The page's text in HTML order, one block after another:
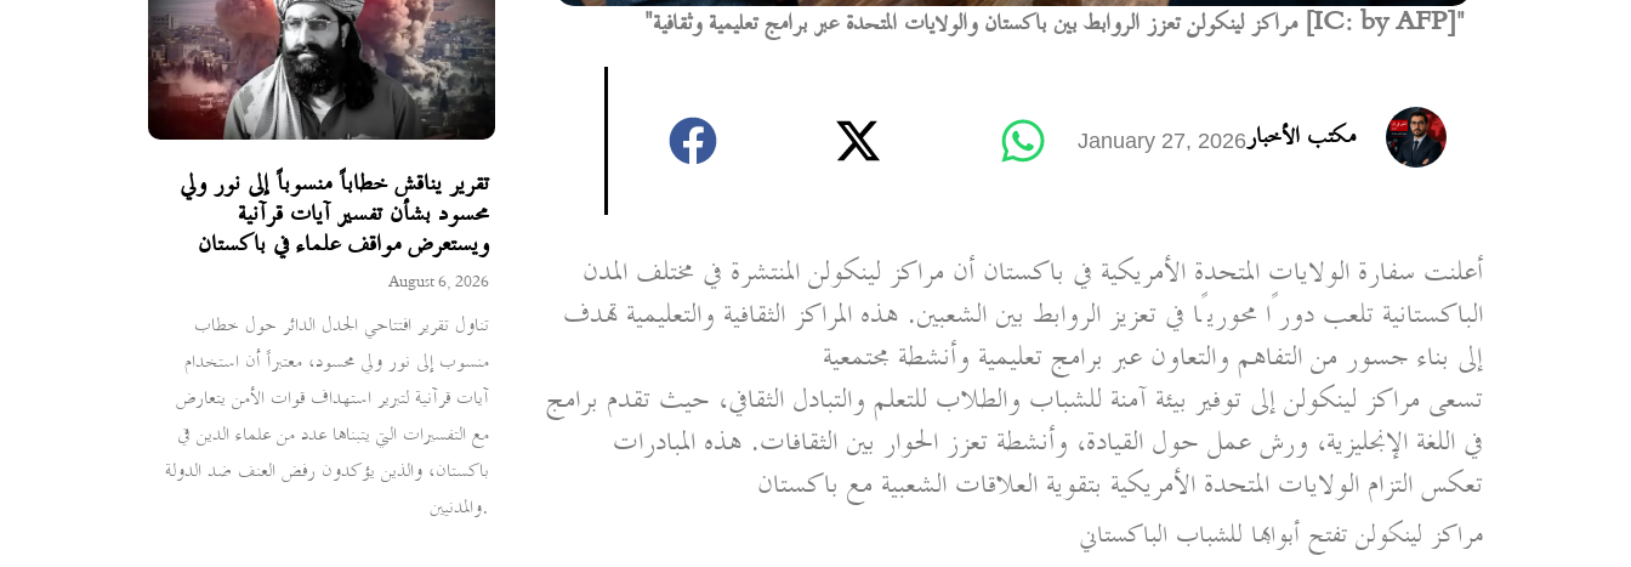
تقرير يناقش خطاباً منسوباً إلى نور ولي
محسود بشأن تفسير آيات قرآنية
ويستعرض مواقف علماء في باكستان
August 6, 2026
تناول تقرير افتتاحي الجدل الدائر حول خطاب
منسوب إلى نور ولي محسود، معتبراً أن استخدام
آيات قرآنية لتبرير استهداف قوات الأمن يتعارض
مع التفسيرات التي يتبناها عدد من علماء الدين في
باكستان، والذين يؤكدون رفض العنف ضد الدولة
والمدنيين.
"مراكز لينكولن تعزز الروابط بين باكستان والولايات المتحدة عبر برامج تعليمية وثقافية [IC: by AFP]"
مكتب الأخبارJanuary 27, 2026
أعلنت سفارة الولايات المتحدة الأمريكية في باكستان أن مراكز لينكولن المنتشرة في مختلف المدن
الباكستانية تلعب دورًا محوريًا في تعزيز الروابط بين الشعبين. هذه المراكز الثقافية والتعليمية تهدف
إلى بناء جسور من التفاهم والتعاون عبر برامج تعليمية وأنشطة مجتمعية
تسعى مراكز لينكولن إلى توفير بيئة آمنة للشباب والطلاب للتعلم والتبادل الثقافي، حيث تقدم برامج
في اللغة الإنجليزية، ورش عمل حول القيادة، وأنشطة تعزز الحوار بين الثقافات. هذه المبادرات
تعكس التزام الولايات المتحدة الأمريكية بتقوية العلاقات الشعبية مع باكستان
مراكز لينكولن تفتح أبوابها للشباب الباكستاني